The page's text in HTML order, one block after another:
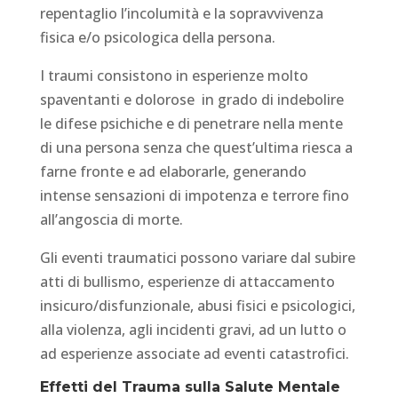
repentaglio l’incolumità e la sopravvivenza
fisica e/o psicologica della persona.
I traumi consistono in esperienze molto
spaventanti e dolorose in grado di indebolire
le difese psichiche e di penetrare nella mente
di una persona senza che quest’ultima riesca a
farne fronte e ad elaborarle, generando
intense sensazioni di impotenza e terrore fino
all’angoscia di morte.
Gli eventi traumatici possono variare dal subire
atti di bullismo, esperienze di attaccamento
insicuro/disfunzionale, abusi fisici e psicologici,
alla violenza, agli incidenti gravi, ad un lutto o
ad esperienze associate ad eventi catastrofici.
Effetti del Trauma sulla Salute Mentale